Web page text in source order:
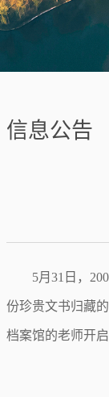
信息公告
5月31日，
份珍贵文书归藏
档案馆的老师开